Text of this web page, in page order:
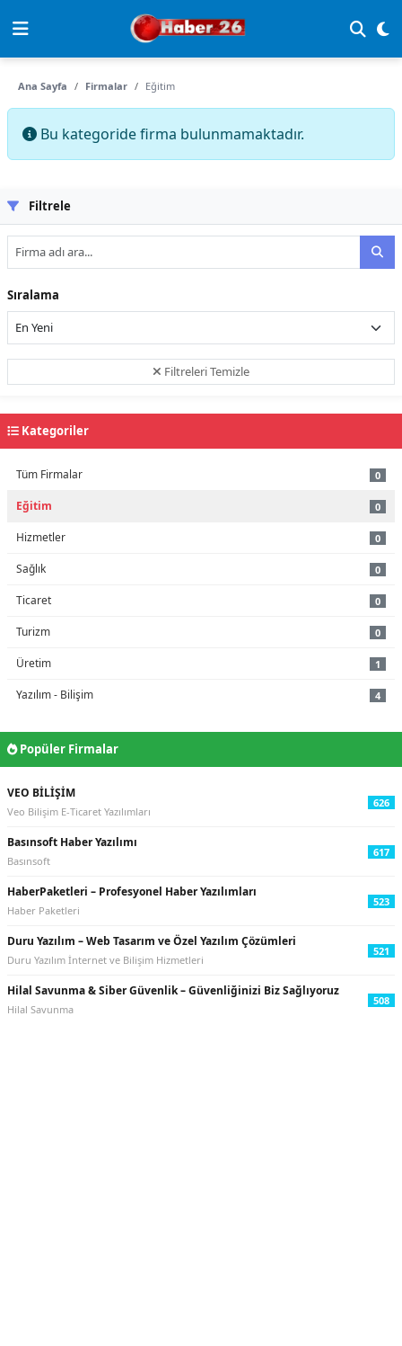
Ana Sayfa Firmalar Eğitim
Bu kategoride firma bulunmamaktadır.
Filtrele
Sıralama
Filtreleri Temizle
Kategoriler
Tüm Firmalar 0
Eğitim 0
Hizmetler 0
Sağlık 0
Ticaret 0
Turizm 0
Üretim 1
Yazılım - Bilişim 4
Popüler Firmalar
VEO BİLİŞİM
Veo Bilişim E-Ticaret Yazılımları
626
Basınsoft Haber Yazılımı
Basınsoft
617
HaberPaketleri – Profesyonel Haber Yazılımları
Haber Paketleri
523
Duru Yazılım – Web Tasarım ve Özel Yazılım Çözümleri
Duru Yazılım İnternet ve Bilişim Hizmetleri
521
Hilal Savunma & Siber Güvenlik – Güvenliğinizi Biz Sağlıyoruz
Hilal Savunma
508